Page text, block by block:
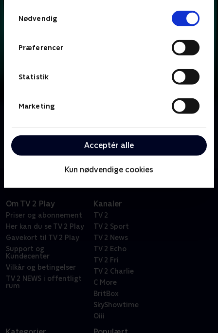
Nødvendig
Præferencer
Statistik
Marketing
Acceptér alle
Kun nødvendige cookies
skal bluffe, gætte, købe og sælge sig igennem en
masse loppefund i håbet om at tjene flest penge.
Om TV 2 Play
Priser og abonnement
Her kan du se TV 2 Play
Gavekort til TV 2 Play
Support og
Kundecenter
Vilkår og betingelser
TV 2 NEWS i offentligt
rum
Kanaler
TV 2
TV 2 Sport
TV 2 News
TV 2 Echo
TV 2 Fri
TV 2 Charlie
C More
BritBox
SkyShowtime
Oiii